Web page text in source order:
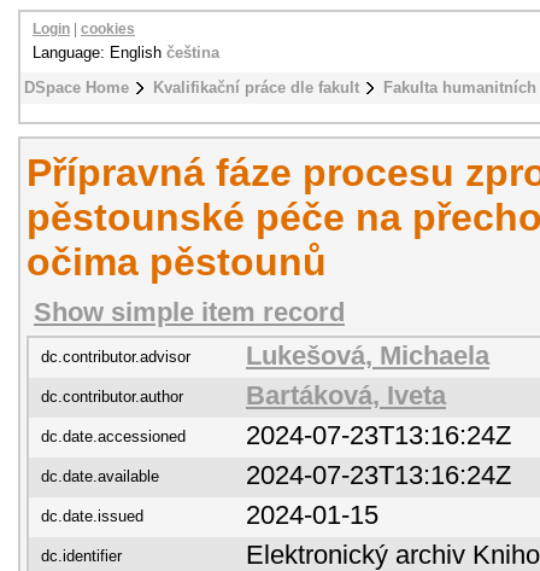
DSpace Home Kvalifikační práce dle fakult Fakulta
Login cookies
Language: English čeština
Přípravná fáze procesu
pěstounské péče na
očima pěstounů
Show simple item record
dc.contributor.advisor Lukešová, Michaela
dc.contributor.author Bartáková, Iveta
dc.date.accessioned 2024-07-23T13:16:24Z
dc.date.available 2024-07-23T13:16:24Z
dc.date.issued 2024-01-15
dc.identifier Elektronický archiv